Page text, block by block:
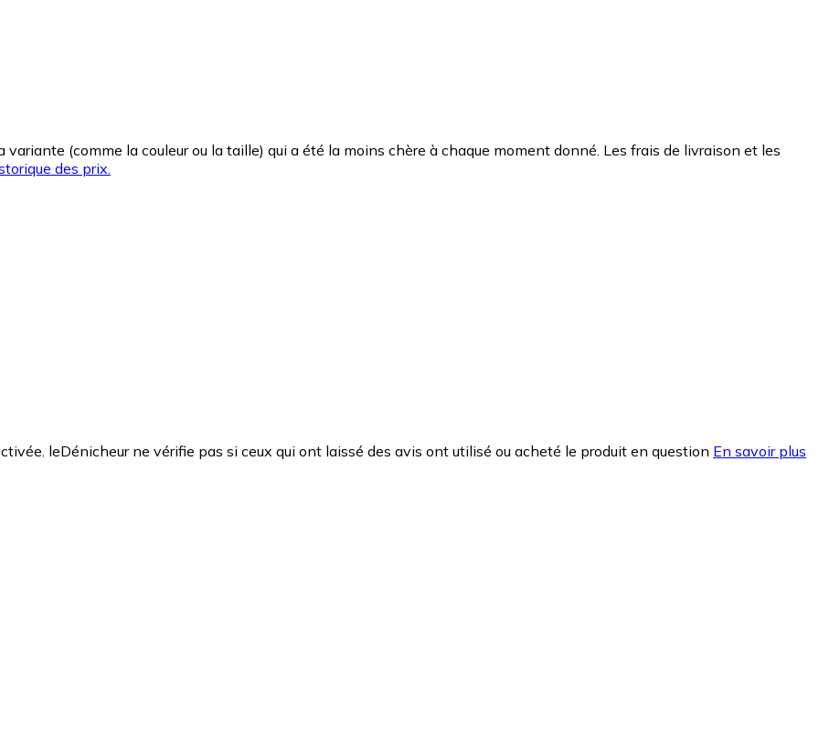
(comme la couleur ou la taille) qui a été la moins chère à chaque moment donné. Les frais de livraison et les
des prix.
leDénicheur ne vérifie pas si ceux qui ont laissé des avis ont utilisé ou acheté le produit en question En savoir plus